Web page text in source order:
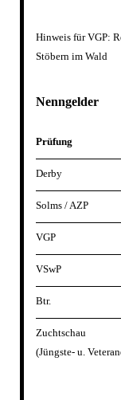
Hinweis für VGP:
Stöbern im Wald
Nenngelder
Prüfung
Derby
Solms / AZP
VGP
VSwP
Btr.
Zuchtschau
(Jüngste- u.